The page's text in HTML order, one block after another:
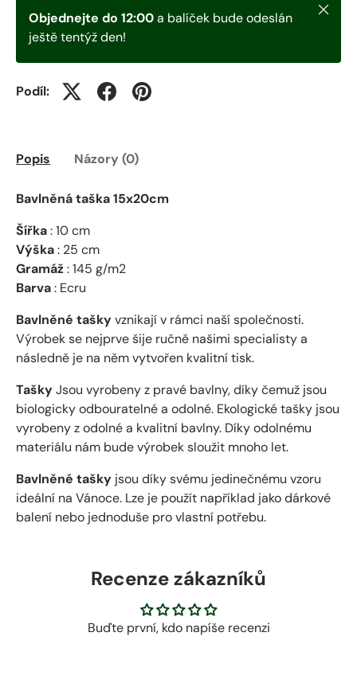
Objednejte do 12:00a balíček bude odeslán
ještě tentýž den!
Zavřít
Podíl:
Popis Názory (0)
Bavlněná taška 15x20cm
Šířka: 10 cm
Výška: 25 cm
Gramáž: 145 g/m2
Barva: Ecru
Bavlněné taškyvznikají v rámci naší společnosti.
Výrobek se nejprve šije ručně našimi specialisty a
následně je na něm vytvořen kvalitní tisk.
TaškyJsou vyrobeny z pravé bavlny, díky čemuž jsou
biologicky odbouratelné a odolné. Ekologické tašky jsou
vyrobeny z odolné a kvalitní bavlny. Díky odolnému
materiálu nám bude výrobek sloužit mnoho let.
Bavlněné tašky jsou díky svému jedinečnému vzoru
ideální na Vánoce. Lze je použít například jako dárkové
balení nebo jednoduše pro vlastní potřebu.
Recenze zákazníků
Buďte první, kdo napíše recenzi